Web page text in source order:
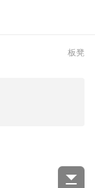
板凳